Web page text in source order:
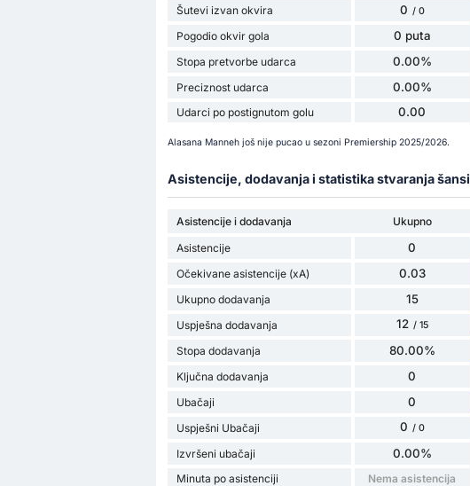
Šutevi izvan okvira 0 / 0
Pogodio okvir gola 0 puta
Stopa pretvorbe udarca 0.00%
Preciznost udarca 0.00%
Udarci po postignutom golu 0.00
Alasana Manneh još nije pucao u sezoni Premiership 2025/2026.
Asistencije, dodavanja i statistika stvaranja šansi
Asistencije i dodavanja Ukupno
Asistencije
0
Očekivane asistencije (xA) 0.03
Ukupno dodavanja 15
Uspješna dodavanja 12 / 15
Stopa dodavanja 80.00%
Ključna dodavanja 0
Ubačaji 0
Uspješni Ubačaji 0 / 0
Izvršeni ubačaji 0.00%
Minuta po asistenciji Nema asistencija